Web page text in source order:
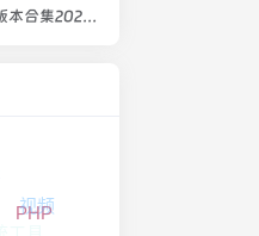
iCura Windows 7 版本合集2021年8月精简版
PHP
视频